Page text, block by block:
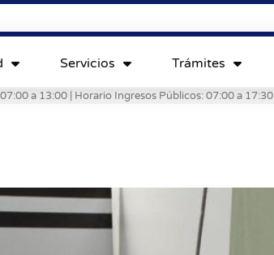
Servicios Trámites
a 13:00 | Horario Ingresos Públicos: 07:00 a 17:30